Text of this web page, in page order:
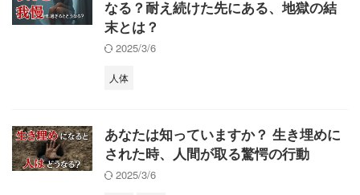
なる？耐え続けた先にある、地獄の結
末とは？
2025/3/6
人体
あなたは知っていますか？ 生き埋めに
された時、人間が取る驚愕の行動
2025/3/6